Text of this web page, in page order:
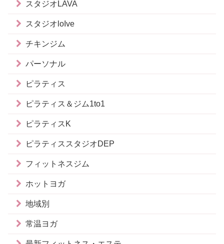
スタジオLAVA
スタジオloIve
チキンジム
パーソナル
ピラティス
ピラティス＆ジム1to1
ピラティスK
ピラティススタジオDEP
フィットネスジム
ホットヨガ
地域別
常温ヨガ